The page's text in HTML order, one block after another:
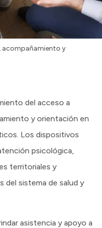
acompañamiento y
del acceso a
y orientación en
Los dispositivos
psicológica,
territoriales y
sistema de salud y
asistencia y apoyo a